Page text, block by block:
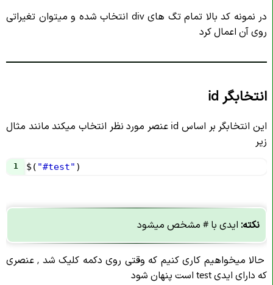
در نمونه کد بالا تمام تگ های div انتخاب شده و میتوان تغیراتی
روی آن اعمال کرد
انتخابگر id
این انتخابگر بر اساس id عنصر مورد نظر انتخاب میکند مانند مثال
زیر
1 $ ( "#test" )
نکته: ایدی با # مشخص میشود
حالا میخواهیم کاری کنیم که وقتی روی دکمه کلیک شد , عنصری
که دارای ایدی test است پنهان شود